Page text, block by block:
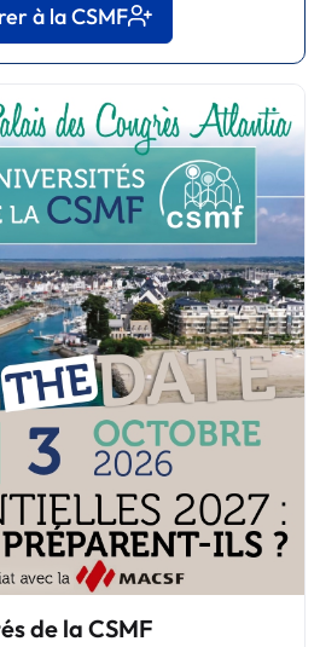
à la CSMF
de la CSMF